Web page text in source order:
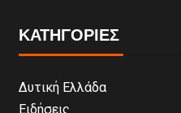
ΚΑΤΗΓΟΡΙΕΣ
Δυτική Ελλάδα
Ειδήσεις